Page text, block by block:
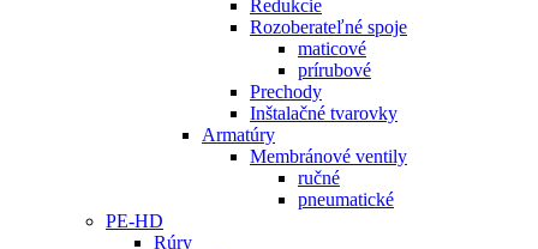
Redukcie
Rozoberateľné spoje
maticové
prírubové
Prechody
Inštalačné tvarovky
Armatúry
Membránové ventily
ručné
pneumatické
PE-HD
Rúry